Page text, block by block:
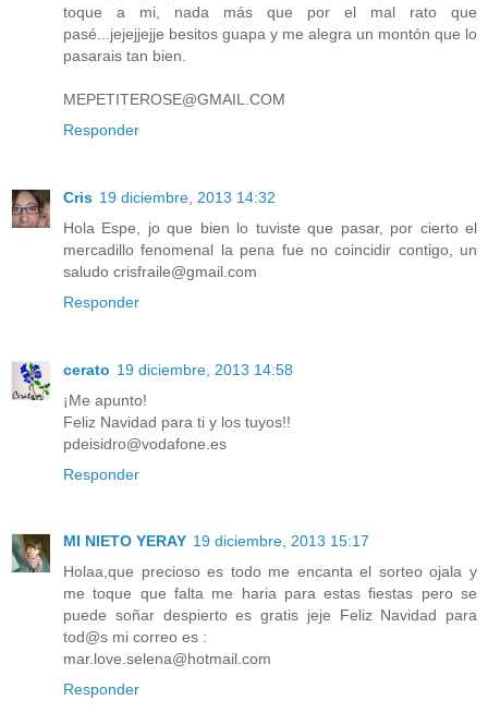
toque a mi, nada más que por el mal rato que
pasé...jejejjejje besitos guapa y me alegra un montón que lo
pasarais tan bien.
MEPETITEROSE@GMAIL.COM
Responder
Cris 19 diciembre, 2013 14:32
Hola Espe, jo que bien lo tuviste que pasar, por cierto el
mercadillo fenomenal la pena fue no coincidir contigo, un
saludo crisfraile@gmail.com
Responder
cerato 19 diciembre, 2013 14:58
¡Me apunto!
Feliz Navidad para ti y los tuyos!!
pdeisidro@vodafone.es
Responder
MI NIETO YERAY 19 diciembre, 2013 15:17
Holaa,que precioso es todo me encanta el sorteo ojala y
me toque que falta me haria para estas fiestas pero se
puede soñar despierto es gratis jeje Feliz Navidad para
tod@s mi correo es :
mar.love.selena@hotmail.com
Responder